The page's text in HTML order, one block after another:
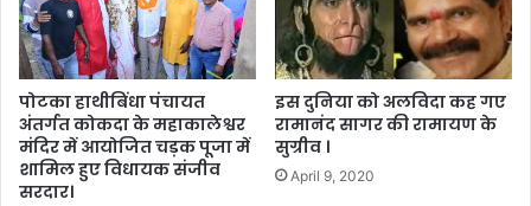
पोटका हाथीबिंधा पंचायत
अंतर्गत कोकदा के महाकालेश्वर
मंदिर में आयोजित चड़क पूजा में
शामिल हुए विधायक संजीव
सरदार।
इस दुनिया को अलविदा कह गए
रामानंद सागर की रामायण के
सुग्रीव ।
April 9, 2020